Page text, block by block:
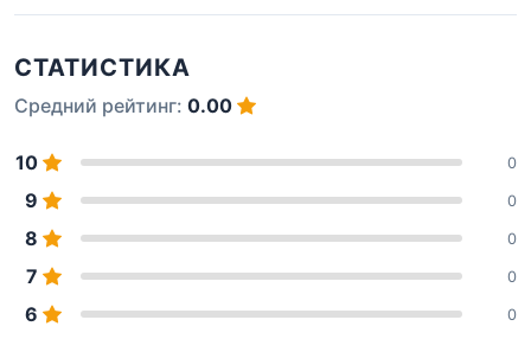
СТАТИСТИКА
Средний рейтинг: 0.00
10 0
9 0
8 0
7 0
6 0